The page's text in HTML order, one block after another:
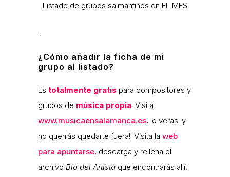
Listado de grupos salmantinos en EL MES
.
¿Cómo añadir la ficha de mi
grupo al listado?
Es totalmente gratis para compositores y
grupos de música propia. Visita
www.musicaensalamanca.es, lo verás ¡y
no querrás quedarte fuera!. Visita la web
para apuntarse, descarga y rellena el
archivo Bio del Artista que encontrarás allí,